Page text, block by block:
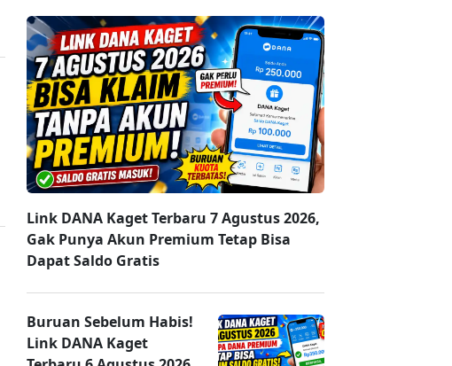
Link DANA Kaget Terbaru 7 Agustus 2026,
Gak Punya Akun Premium Tetap Bisa
Dapat Saldo Gratis
Buruan Sebelum Habis!
Link DANA Kaget